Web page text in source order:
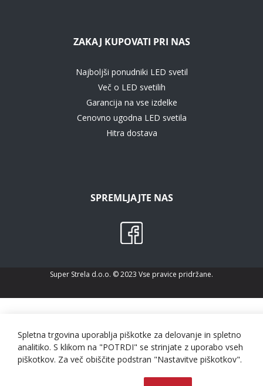
ZAKAJ KUPOVATI PRI NAS
Najboljši ponudniki LED svetil
Več o LED svetilih
Garancija na vse izdelke
Cenovno ugodna LED svetila
Hitra dostava
SPREMLJAJTE NAS
Super Strela d.o.o. © 2023 Vse pravice pridržane.
Spletna trgovina uporablja piškotke za delovanje in spletno
analitiko. S klikom na "POTRDI" se strinjate z uporabo vseh
piškotkov. Za več obiščite podstran "Nastavitve piškotkov".